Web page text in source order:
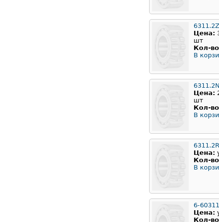
6311.2Z
Цена:
шт
Кол-
В
Цена:
шт
Кол-
В
Цена:
Кол-
В
6-
Цена:
Кол-